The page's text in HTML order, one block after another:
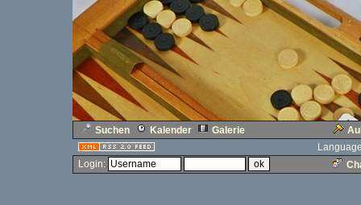
Suchen Kalender Galerie
Login: